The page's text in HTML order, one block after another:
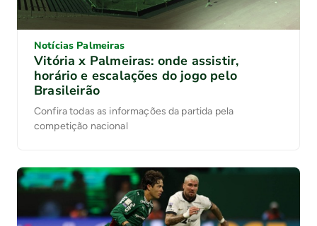
Notícias Palmeiras
Vitória x Palmeiras: onde assistir,
horário e escalações do jogo pelo
Brasileirão
Confira todas as informações da partida pela
competição nacional